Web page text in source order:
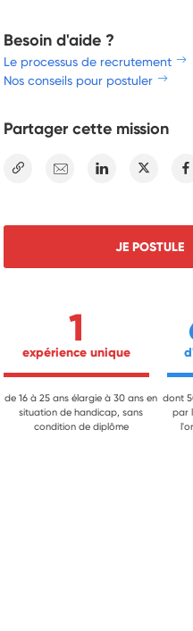
Besoin d'aide ?
Le processus de recrutement
Nos conseils pour postuler
Partager cette mission
E-mail Linkedin Twitter
JE POSTULE
1
expérience unique
de 16 à 25 ans élargie à 30 ans en
situation de handicap, sans
condition de diplôme
dont
par